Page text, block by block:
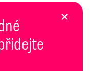
×